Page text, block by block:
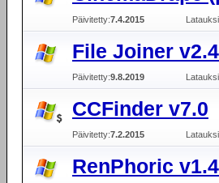
Päivitetty:7.4.2015
File Joiner
Päivitetty:9.8.2019
CCFinder v7.0
Päivitetty:7.2.2015
RenPhoric